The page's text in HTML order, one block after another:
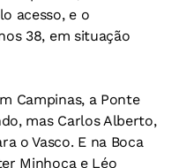
acesso, e o
38, em situação
Campinas, a Ponte
mas Carlos Alberto,
o Vasco. E na Boca
Minhoca e Léo